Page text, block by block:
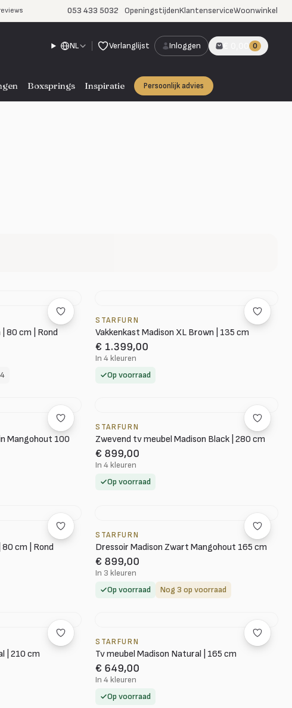
053 433 5032 OpeningstijdenKlantenserviceWoonwinkel
NL Verlanglijst Inloggen € 0,00 0
Boxsprings Inspiratie Persoonlijk advies
80 cm | Rond
STARFURN
Vakkenkast Madison XL Brown | 135 cm
€ 1.399,00
In 4 kleuren
Op voorraad
Mangohout 100
STARFURN
Zwevend tv meubel Madison Black | 280 cm
€ 899,00
In 4 kleuren
Op voorraad
cm | Rond
STARFURN
Dressoir Madison Zwart Mangohout 165 cm
€ 899,00
In 3 kleuren
Op voorraad
Nog 3 op voorraad
| 210 cm
STARFURN
Tv meubel Madison Natural | 165 cm
€ 649,00
In 4 kleuren
Op voorraad